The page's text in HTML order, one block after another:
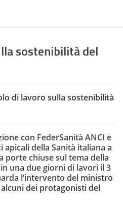
sostenibilità del
di lavoro sulla sostenibilità
con FederSanità ANCI e
apicali della Sanità italiana a
porte chiuse sul tema della
una due giorni di lavori il 3
l’intervento del ministro
dei protagonisti del